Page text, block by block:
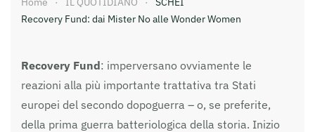
Recovery Fund: dai Mister No alle Wonder Women
Recovery Fund: imperversano ovviamente le
reazioni alla più importante trattativa tra Stati
europei del secondo dopoguerra – o, se preferite,
della prima guerra batteriologica della storia. Inizio